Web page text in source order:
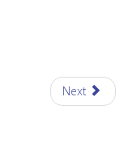
Next